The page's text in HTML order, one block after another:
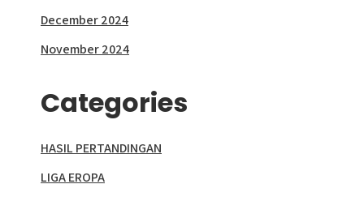
December 2024
November 2024
Categories
HASIL PERTANDINGAN
LIGA EROPA